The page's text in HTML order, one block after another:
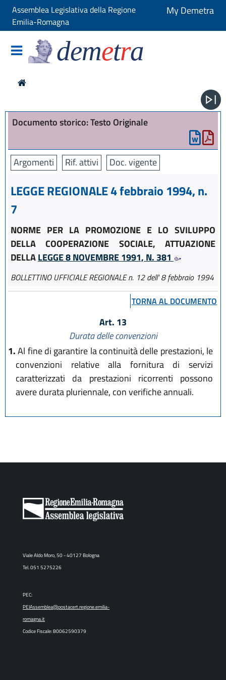
Assemblea Legislativa della Regione
Emilia-Romagna
My Demetra
demetra
Documento storico: Testo Originale
Argomenti Rif. attivi Doc. vigente
LEGGE REGIONALE 4 febbraio 1994, n.
7
NORME PER LA PROMOZIONE E LO SVILUPPO
DELLA COOPERAZIONE SOCIALE, ATTUAZIONE
DELLALEGGE 8 NOVEMBRE 1991, N. 381
BOLLETTINO UFFICIALE REGIONALE n. 12 dell' 8 febbraio 1994
TORNA AL DOCUMENTO
Art. 13
Durata delle convenzioni
1.Al fine di garantire la continuità delle prestazioni, le
convenzioni relative alla fornitura di servizi
caratterizzati da prestazioni ricorrenti possono
avere durata pluriennale, con verifiche annuali.
Viale Aldo Moro, 50 - 40127 Bologna
Tel. 051 5275226
PEC:
PEIAssemblea@postacert.regione.emilia-
romagna.it
Codice Fiscale: 80062590379